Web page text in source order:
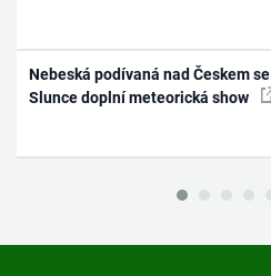
Nebeská podívaná nad Českem
Slunce doplní meteorická show